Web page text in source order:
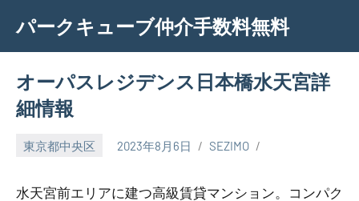
content
パークキューブ仲介手数料無料
オーパスレジデンス日本橋水天宮詳
細情報
東京都中央区 2023年8月6日 SEZIMO
水天宮前エリアに建つ高級賃貸マンション。コンパク